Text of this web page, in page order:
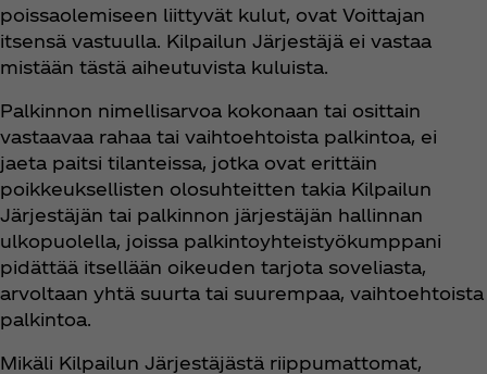
poissaolemiseen liittyvät kulut, ovat Voittajan
itsensä vastuulla. Kilpailun Järjestäjä ei vastaa
mistään tästä aiheutuvista kuluista.
Palkinnon nimellisarvoa kokonaan tai osittain
vastaavaa rahaa tai vaihtoehtoista palkintoa, ei
jaeta paitsi tilanteissa, jotka ovat erittäin
poikkeuksellisten olosuhteitten takia Kilpailun
Järjestäjän tai palkinnon järjestäjän hallinnan
ulkopuolella, joissa palkintoyhteistyökumppani
pidättää itsellään oikeuden tarjota soveliasta,
arvoltaan yhtä suurta tai suurempaa, vaihtoehtoista
palkintoa.
Mikäli Kilpailun Järjestäjästä riippumattomat,